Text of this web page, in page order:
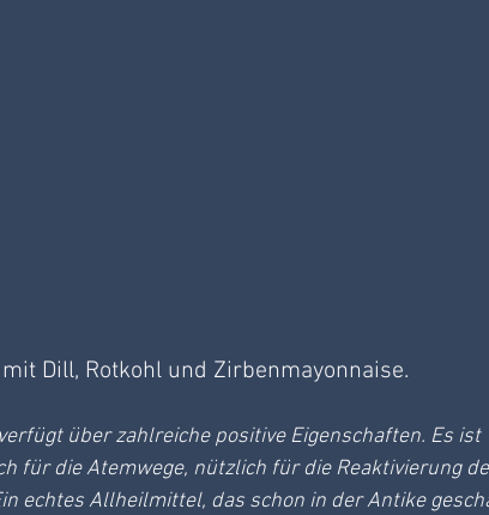
Dill, Rotkohl und Zirbenmayonnaise.
über zahlreiche positive Eigenschaften. Es ist
für die Atemwege, nützlich für die Reaktivierung
echtes Allheilmittel, das schon in der Antike